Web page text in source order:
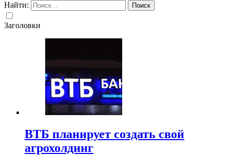
Найти:
Заголовки
ВТБ планирует создать свой
агрохолдинг